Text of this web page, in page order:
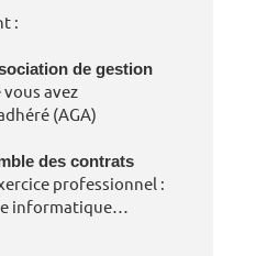
:
de gestion
avez
(AGA)
des contrats
professionnel :
informatique…